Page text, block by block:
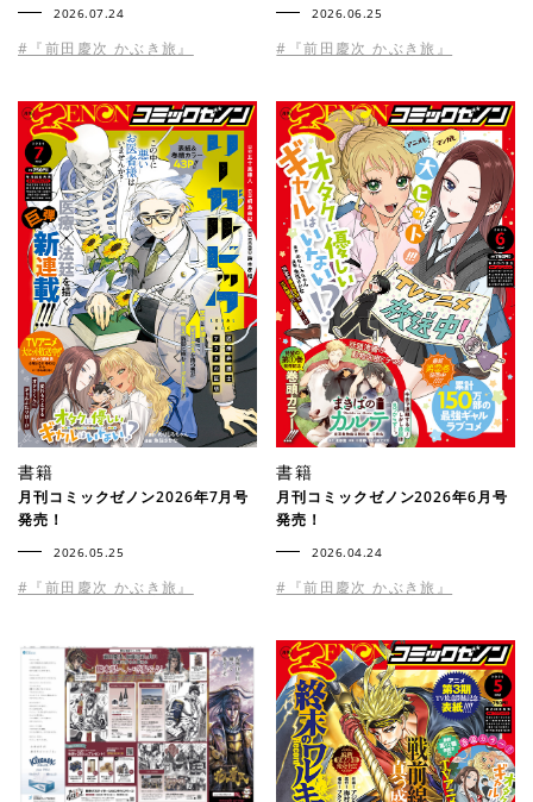
2026.07.24
#『前田慶次 かぶき旅』
2026.06.25
#『前田慶次 かぶき旅』
書籍
月刊コミックゼノン2026年7月号
発売！
2026.05.25
#『前田慶次 かぶき旅』
書籍
月刊コミックゼノン2026年6月号
発売！
2026.04.24
#『前田慶次 かぶき旅』